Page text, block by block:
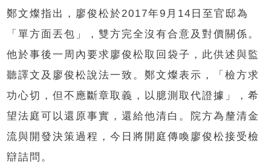
鄭文燦指出，廖俊松於2017年9月14日至官邸為
「單方面丟包」，雙方完全沒有合意及對價關係。
他於事後一周內要求廖俊松取回袋子，此供述與監
聽譯文及廖俊松說法一致。鄭文燦表示，「檢方求
功心切，但不應斷章取義，以臆測取代證據」，希
望法庭可以還原事實，還給他清白。院方為釐清金
流與開發決策過程，今日將開庭傳喚廖俊松接受檢
辯詰問。